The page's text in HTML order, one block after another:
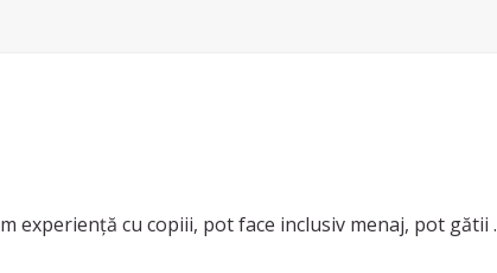
experiență cu copiii, pot face inclusiv menaj, pot gătii .